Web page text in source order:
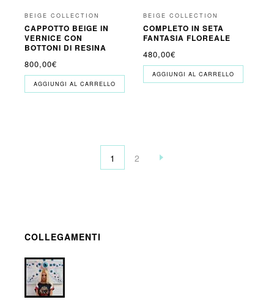
BEIGE COLLECTION
CAPPOTTO BEIGE IN
VERNICE CON
BOTTONI DI RESINA
800,00€
AGGIUNGI AL CARRELLO
BEIGE COLLECTION
COMPLETO IN SETA
FANTASIA FLOREALE
480,00€
AGGIUNGI AL CARRELLO
1 2
COLLEGAMENTI